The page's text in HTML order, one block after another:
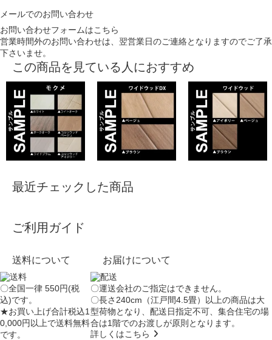
メールでのお問い合わせ
お問い合わせフォームはこちら
営業時間外のお問い合わせは、翌営業日のご連絡となりますのでご了承
下さいませ。
この商品を見ている人におすすめ
最近チェックした商品
ご利用ガイド
送料について
〇全国一律 550円(税
込)です。
★お買い上げ合計税込1
0,000円以上で送料無料
です。
お届けについて
〇運送会社のご指定はできません。
〇長さ240cm（江戸間4.5畳）以上の商品は大
型荷物となり、配送日指定不可 、集合住宅の場
合は1階でのお渡しが原則となります。
詳しくはこちら